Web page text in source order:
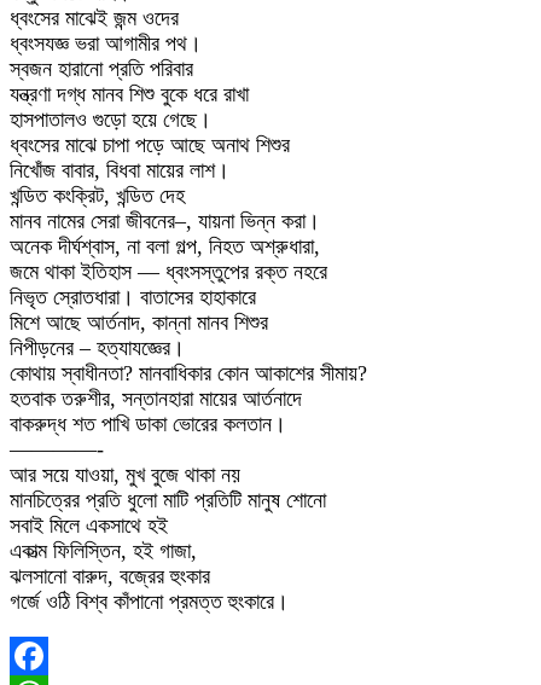
ধ্বংসের মাঝেই জন্ম ওদের
ধ্বংসযজ্ঞ ভরা আগামীর পথ।
স্বজন হারানো প্রতি পরিবার
যন্ত্রণা দগ্ধ মানব শিশু বুকে ধরে রাখা
হাসপাতালও গুড়ো হয়ে গেছে।
ধ্বংসের মাঝে চাপা পড়ে আছে অনাথ শিশুর
নিখোঁজ বাবার, বিধবা মায়ের লাশ।
খন্ডিত কংক্রিট, খন্ডিত দেহ
মানব নামের সেরা জীবনের–, যায়না ভিন্ন করা।
অনেক দীর্ঘশ্বাস, না বলা গল্প, নিহত অশ্রুধারা,
জমে থাকা ইতিহাস — ধ্বংসস্তুপের রক্ত নহরে
নিভৃত স্রোতধারা। বাতাসের হাহাকারে
মিশে আছে আর্তনাদ, কান্না মানব শিশুর
নিপীড়নের – হত্যাযজ্ঞের।
কোথায় স্বাধীনতা? মানবাধিকার কোন আকাশের সীমায়?
হতবাক তরুশীর, সন্তানহারা মায়ের আর্তনাদে
বাকরুদ্ধ শত পাখি ডাকা ভোরের কলতান।
————-
আর সয়ে যাওয়া, মুখ বুজে থাকা নয়
মানচিত্রের প্রতি ধুলো মাটি প্রতিটি মানুষ শোনো
সবাই মিলে একসাথে হই
একাত্ম ফিলিস্তিন, হই গাজা,
ঝলসানো বারুদ, বজ্রের হুংকার
গর্জে ওঠি বিশ্ব কাঁপানো প্রমত্ত হুংকারে।